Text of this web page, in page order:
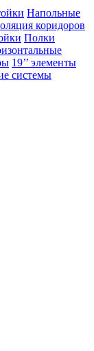
Напольные
коридоров
Полки
19’’ элементы
системы